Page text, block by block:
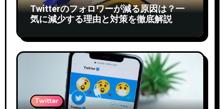
Twitterのフォロワーが減る原因は？一
気に減少する理由と対策を徹底解説
Twitter